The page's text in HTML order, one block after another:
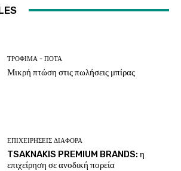
ΤΡΌΦΙΜΑ - ΠΟΤΆ
Μικρή πτώση στις πωλήσεις μπίρας
ΕΠΙΧΕΙΡΉΣΕΙΣ ΔΙΆΦΟΡΑ
TSAKNAKIS PREMIUM BRANDS: η
επιχείρηση σε ανοδική πορεία